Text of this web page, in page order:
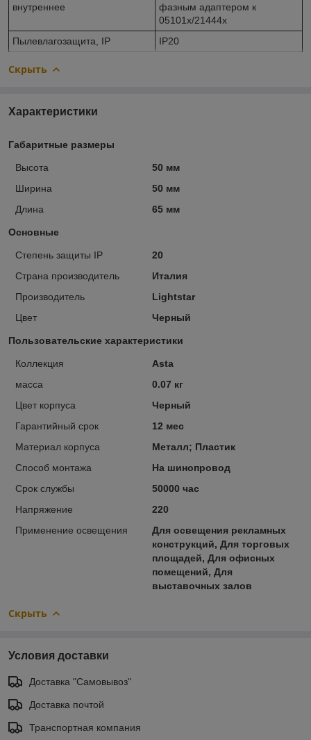
внутреннее
фазным адаптером к
05101x/21444x
Пылевлагозащита, IP
IP20
Скрыть
Характеристики
Габаритные размеры
Высота
50 мм
Ширина
50 мм
Длина
65 мм
Основные
Степень защиты IP
20
Страна производитель
Италия
Производитель
Lightstar
Цвет
Черный
Пользовательские характеристики
Коллекция
Asta
масса
0.07 кг
Цвет корпуса
Черный
Гарантийный срок
12 мес
Материал корпуса
Металл; Пластик
Способ монтажа
На шинопровод
Срок службы
50000 час
Напряжение
220
Применение освещения
Для освещения рекламных
конструкций, Для торговых
площадей, Для офисных
помещений, Для
выставочных залов
Скрыть
Условия доставки
Доставка "Самовывоз"
Доставка почтой
Транспортная компания